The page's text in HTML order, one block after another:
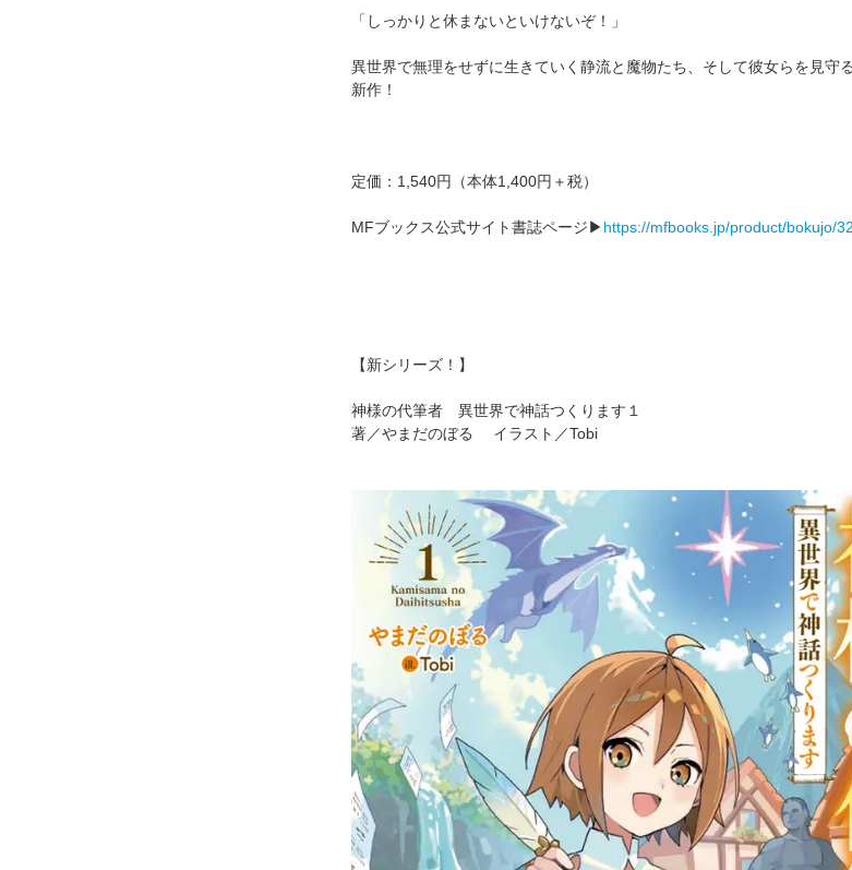
「しっかりと休まないといけないぞ！」
異世界で無理をせずに生きていく静流と魔物たち、そして彼女らを見
新作！
定価：1,540円（本体1,400円＋税）
MFブックス公式サイト書誌ページ▶ https://mfbooks.jp/product/bokujo/
【新シリーズ！】
神様の代筆者 異世界で神話つくります１
著／やまだのぼる イラスト／Tobi